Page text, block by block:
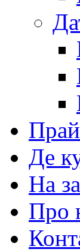
Де
На
Про